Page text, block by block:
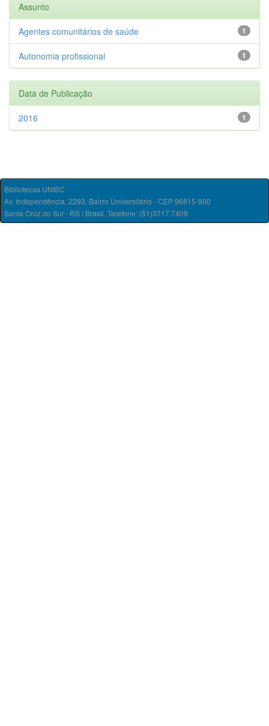
Assunto
1
Agentes comunitários de saúde
1
Autonomia profissional
Data de Publicação
1
2016
Bibliotecas UNISC
Av. Independência, 2293, Bairro Universitário - CEP 96815-900
Santa Cruz do Sul - RS / Brasil. Telefone: (51)3717.7409